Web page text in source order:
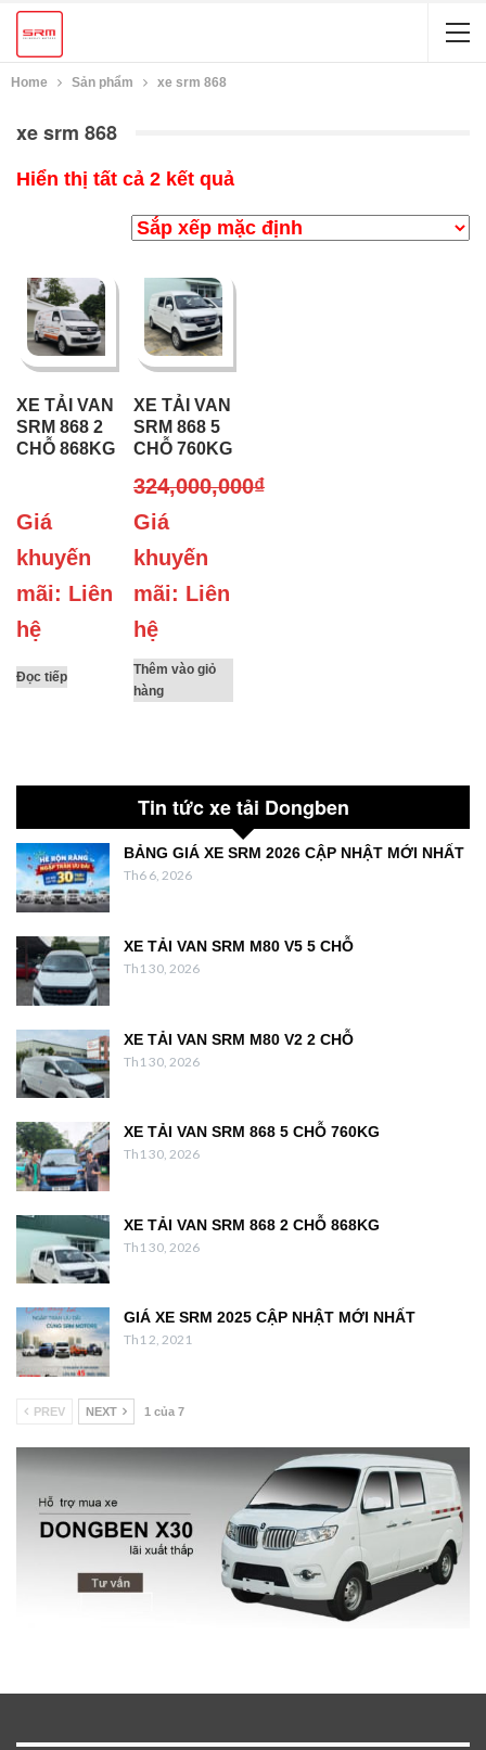
Home Sản phẩm xe srm 868
xe srm 868
Hiển thị tất cả 2 kết quả
XE TẢI VAN
SRM 868 2
CHỖ 868KG
Giá
khuyến
mãi: Liên
hệ
Đọc tiếp
XE TẢI VAN
SRM 868 5
CHỖ 760KG
324,000,000₫
Giá
khuyến
mãi: Liên
hệ
Thêm vào giỏ
hàng
Tin tức xe tải Dongben
BẢNG GIÁ XE SRM 2026 CẬP NHẬT MỚI NHẤT
Th6 6, 2026
XE TẢI VAN SRM M80 V5 5 CHỖ
Th1 30, 2026
XE TẢI VAN SRM M80 V2 2 CHỖ
Th1 30, 2026
XE TẢI VAN SRM 868 5 CHỖ 760KG
Th1 30, 2026
XE TẢI VAN SRM 868 2 CHỖ 868KG
Th1 30, 2026
GIÁ XE SRM 2025 CẬP NHẬT MỚI NHẤT
Th1 2, 2021
PREV NEXT 1 của 7